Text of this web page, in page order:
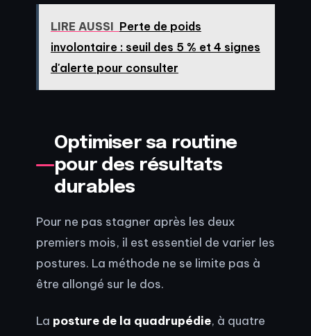
LIRE AUSSI Perte de poids
involontaire : seuil des 5 % et 4 signes
d'alerte pour consulter
Optimiser sa routine
pour des résultats
durables
Pour ne pas stagner après les deux
premiers mois, il est essentiel de varier les
postures. La méthode ne se limite pas à
être allongé sur le dos.
La posture de la quadrupédie, à quatre